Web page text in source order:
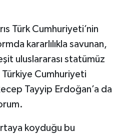
Türk Cumhuriyeti’nin
kararlılıkla savunan,
uluslararası statümüz
Cumhuriyeti
Tayyip Erdoğan’a da
koyduğu bu